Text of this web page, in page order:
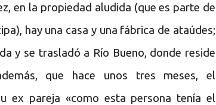
en la propiedad aludida (que es parte de
hay una casa y una fábrica de ataúdes;
y se trasladó a Río Bueno, donde reside
que hace unos tres meses, el
ex pareja «como esta persona tenía el